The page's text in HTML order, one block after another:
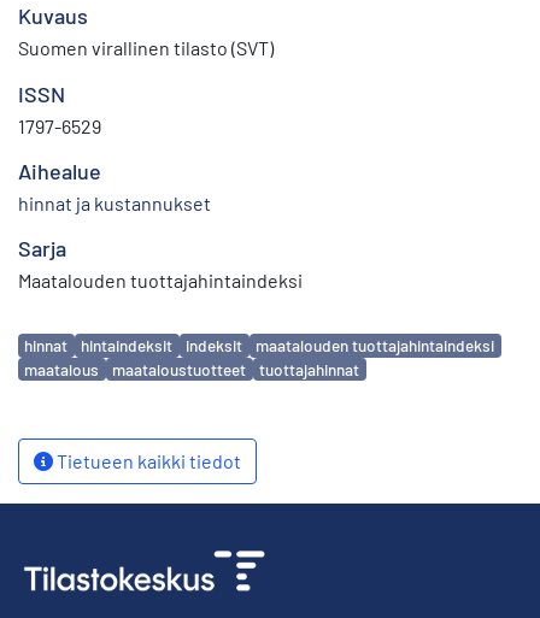
Kuvaus
Suomen virallinen tilasto (SVT)
ISSN
1797-6529
Aihealue
hinnat ja kustannukset
Sarja
Maatalouden tuottajahintaindeksi
Avainsanat
hinnat hintaindeksit indeksit
maatalouden tuottajahintaindeksi
maatalous
maataloustuotteet tuottajahinnat
Tietueen kaikki tiedot